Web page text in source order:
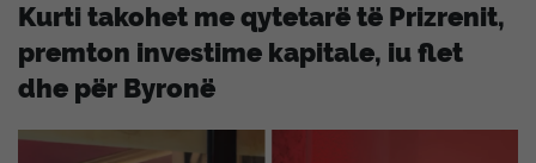
Kurti takohet me qytetarë të Prizrenit,
premton investime kapitale, iu flet
dhe për Byronë